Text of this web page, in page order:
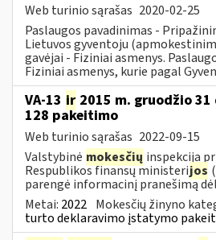
Web turinio sąrašas 2020-02-25
Paslaugos pavadinimas -
Lietuvos gyventoju
gavėjai - Fiziniai asmenys.
Fiziniai asmenys, kurie pagal
VA-13 ir 2015 m. gruodžio 31
128 pakeitimo
Web turinio sąrašas 2022-09-15
Valstybinė mokesčių inspekcija
Respublikos finansų ministerijos
parengė informacinį pranešimą
Metai: 2022 Mokesčių žinyno
turto deklaravimo įstatymo